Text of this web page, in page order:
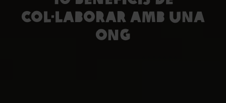
col·laborar amb una
ONG